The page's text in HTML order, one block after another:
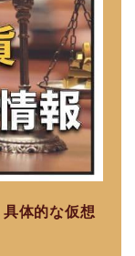
具体的な仮想